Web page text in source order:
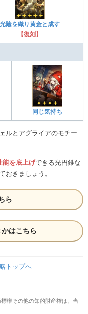
光陰を織り黄金と成す
【復刻】
同じ気持ち
ルとアグライアのモチー
能を底上げできる光円錐な
おきましょう。
ら
はこちら
トップへ
権その他の知的財産権は、当